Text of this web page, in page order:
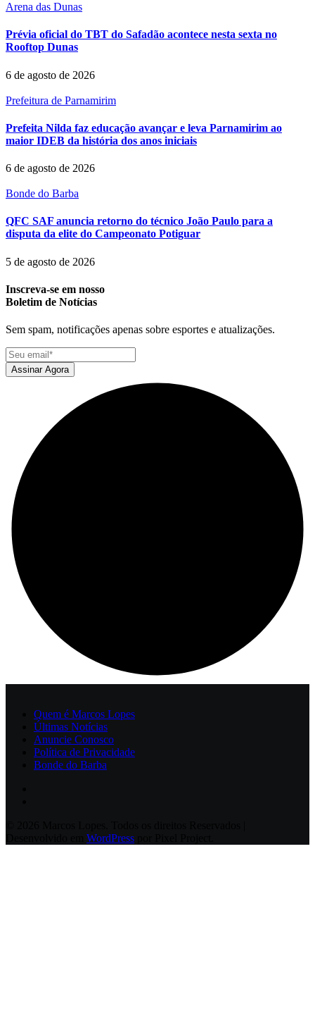
Arena das Dunas
Prévia oficial do TBT do Safadão acontece nesta sexta no
Rooftop Dunas
6 de agosto de 2026
Prefeitura de Parnamirim
Prefeita Nilda faz educação avançar e leva Parnamirim ao
maior IDEB da história dos anos iniciais
6 de agosto de 2026
Bonde do Barba
QFC SAF anuncia retorno do técnico João Paulo para a
disputa da elite do Campeonato Potiguar
5 de agosto de 2026
Inscreva-se em nosso
Boletim de Notícias
Sem spam, notificações apenas sobre esportes e atualizações.
Assinar Agora
Quem é Marcos Lopes
Últimas Notícias
Anuncie Conosco
Política de Privacidade
Bonde do Barba
WordPress